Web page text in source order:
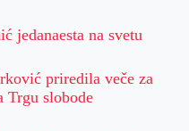
jedanaesta na svetu
priredila veče za
Trgu slobode